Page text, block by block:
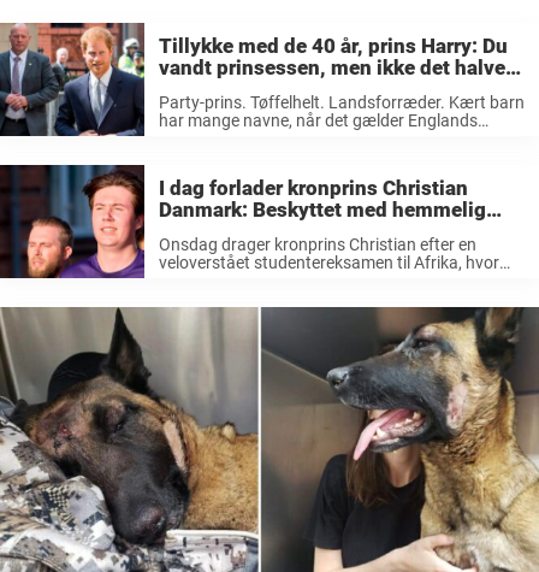
Tillykke med de 40 år, prins Harry: Du
vandt prinsessen, men ikke det halve
kongerige
Party-prins. Tøffelhelt. Landsforræder. Kært barn
har mange navne, når det gælder Englands
Holdningen er et udtryk for skribentens ...
I dag forlader kronprins Christian
Danmark: Beskyttet med hemmelig
rejse
Onsdag drager kronprins Christian efter en
veloverstået studentereksamen til Afrika, hvor
kronprins Christian, der i sommer blev student, ...